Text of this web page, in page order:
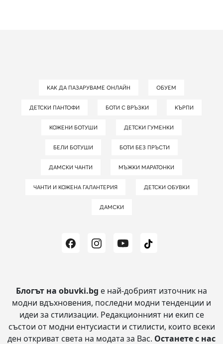
КАК ДА ПАЗАРУВАМЕ ОНЛАЙН ОБУЕМ
ДЕТСКИ ПАНТОФИ БОТИ С ВРЪЗКИ КЪРПИ
КОЖЕНИ БОТУШИ ДЕТСКИ ГУМЕНКИ
БЕЛИ БОТУШИ БОТИ БЕЗ ПРЪСТИ
ДАМСКИ ЧАНТИ МЪЖКИ МАРАТОНКИ
ЧАНТИ И КОЖЕНА ГАЛАНТЕРИЯ ДЕТСКИ ОБУВКИ
ДАМСКИ
Блогът на obuvki.bg е най-добрият източник на
модни вдъхновения, последни модни тенденции и
идеи за стилизации. Редакционният ни екип се
състои от модни ентусиасти и стилисти, които всеки
ден откриват света на модата за Вас. Останете с нас